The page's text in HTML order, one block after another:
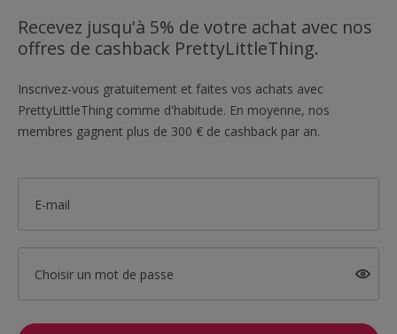
Recevez jusqu'à 5% de votre achat avec nos
offres de cashback PrettyLittleThing.
Inscrivez-vous gratuitement et faites vos achats avec
PrettyLittleThing comme d'habitude. En moyenne, nos
membres gagnent plus de 300 € de cashback par an.
E-mail
Choisir un mot de passe